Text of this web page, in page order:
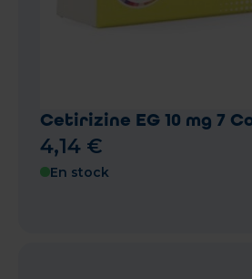
Cetirizine EG 10 mg 7
4,14 €
En stock